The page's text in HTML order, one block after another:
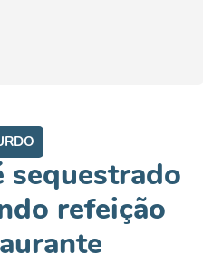
sequestrado
refeição